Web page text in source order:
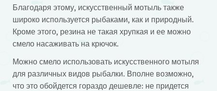
Благодаря этому, искусственный мотыль также
широко используется рыбаками, как и природный.
Кроме этого, резина не такая хрупкая и ее можно
смело насаживать на крючок.
Можно смело использовать искусственного мотыля
для различных видов рыбалки. Вполне возможно,
что это обойдется гораздо дешевле: не придется